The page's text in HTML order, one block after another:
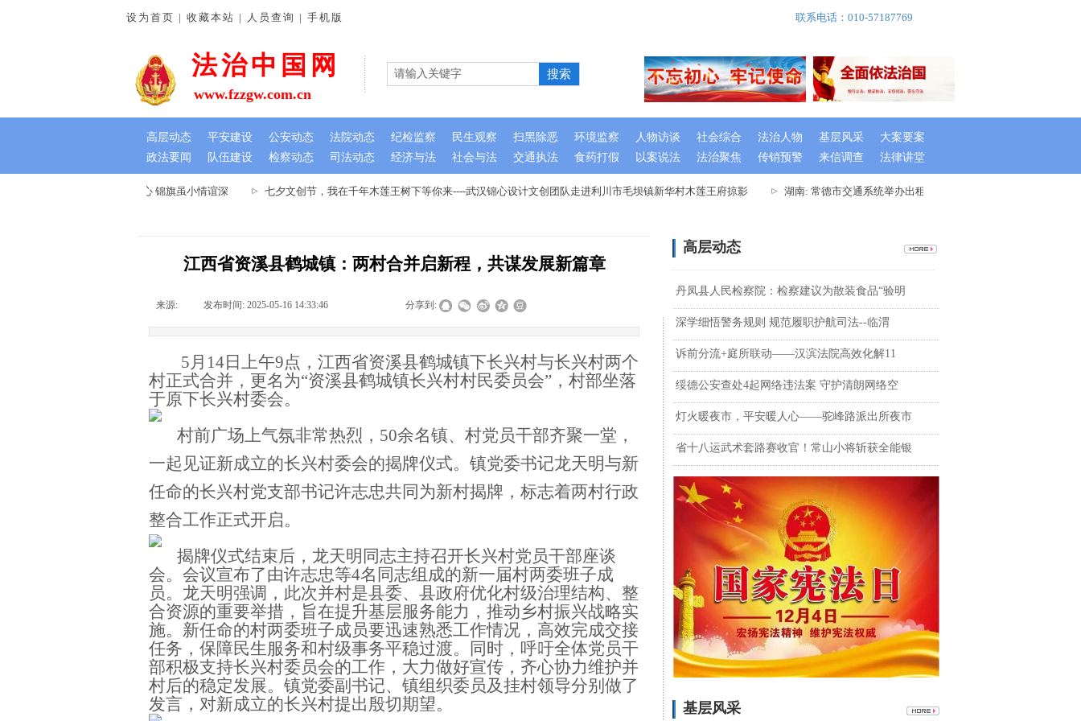
南通许法院：排忧解难暖民心 锦旗虽小情谊深 七夕文创节，我在千年木莲王树下等你来----武汉锦心设计文创团队走进利川市毛坝镇新华村木莲王府掠影 湖南: 常德市交通系统举办出租车驾驶员创文专题培训班
法治中国网
政法要闻 队伍建设 检察动态 司法动态 经济与法 社会与法 交通执法 食药打假 以案说法 法治聚焦 传销预警 来信调查 法律讲堂
设为首页 | 收藏本站 | 人员查询 | 手机版 联系电话：010-57187769
搜索
www.fzzgw.com.cn
高层动态 平安建设 公安动态 法院动态 纪检监察 民生观察 扫黑除恶 环境监察 人物访谈 社会综合 法治人物 基层风采 大案要案
高层动态
江西省资溪县鹤城镇：两村合并启新程，共谋发展新篇章
来源: 发布时间: 2025-05-16 14:33:46 分享到:
5月 14日 上午9点 ， 江西省资溪县鹤城镇下长兴村与长兴村两个
村正式合并，更名为“资溪县鹤城镇长兴村村民委员会” ，村部坐落
于原下长兴村委会。
村前广场上气氛非常热烈， 50余名镇、村党员干部齐聚一堂，
一起见证新成立的长兴村委会的揭牌仪式。镇党委书记龙天明与新
任命的长兴村党支部书记许志忠共同为新村揭牌，标志着两村行政
整合工作正式开启。
揭牌仪式结束后， 龙天明同志主持召开长兴村党员干部座谈
会。会议宣布了由许志忠等4名 同志组成的新一届村两委班子成
员。龙天明强调，此次并村是县委、县政府优化村级治理结构、整
合资源的重要举措，旨在提升基层服务能力，推动乡村振兴战略实
施。新任命的村两委班子成员要迅速熟悉工作情况，高效完成交接
任务，保障民生服务和村级事务平稳过渡。同时，呼吁全体党员干
部积极支持长兴村委员会的工作， 大力做好宣传， 齐心协力维护并
村后的稳定发展。 镇党委副书记、镇组织委员及挂村领导分别做了
发言，对新成立的长兴村提出殷切期望。
丹凤县人民检察院：检察建议为散装食品“验明
深学细悟警务规则 规范履职护航司法--临渭
诉前分流+庭所联动——汉滨法院高效化解11
绥德公安查处4起网络违法案 守护清朗网络空
灯火暖夜市，平安暖人心——驼峰路派出所夜市
省十八运武术套路赛收官！常山小将斩获全能银
基层风采